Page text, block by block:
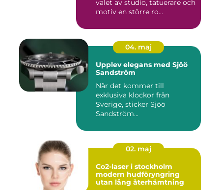
valet av studio, tatuerare och
motiv en större ro...
04. maj
Upplev elegans med Sjöö
Sandström
När det kommer till
exklusiva klockor från
Sverige, sticker Sjöö
Sandström...
02. maj
Co2-laser i stockholm
modern hudföryngring
utan lång återhämtning